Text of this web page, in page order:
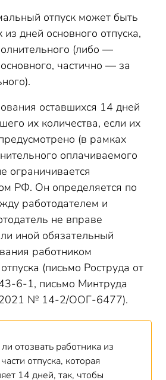
отпуск может быть
дней основного отпуска,
(либо —
частично — за
оставшихся 14 дней
их количества, если их
(в рамках
оплачиваемого
ограничивается
РФ. Он определяется по
работодателем и
не вправе
иной обязательный
работником
(письмо Роструда от
6-1, письмо Минтруда
№ 14-2/ООГ-6477).
отозвать работника из
отпуска, которая
14 дней, так, чтобы